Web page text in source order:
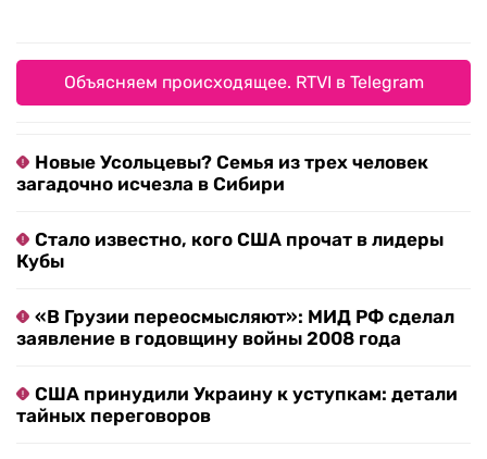
Объясняем происходящее. RTVI в Telegram
Новые Усольцевы? Семья из трех человек
загадочно исчезла в Сибири
Стало известно, кого США прочат в лидеры
Кубы
«В Грузии переосмысляют»: МИД РФ сделал
заявление в годовщину войны 2008 года
США принудили Украину к уступкам: детали
тайных переговоров